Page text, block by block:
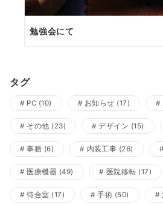
勉強会にて
タグ
PC (10) お知らせ (17)
その他 (23) デザイン (15)
事務 (6) 内装工事 (26)
医療機器 (49) 医院移転 (17)
待合室 (17) 手術 (50)